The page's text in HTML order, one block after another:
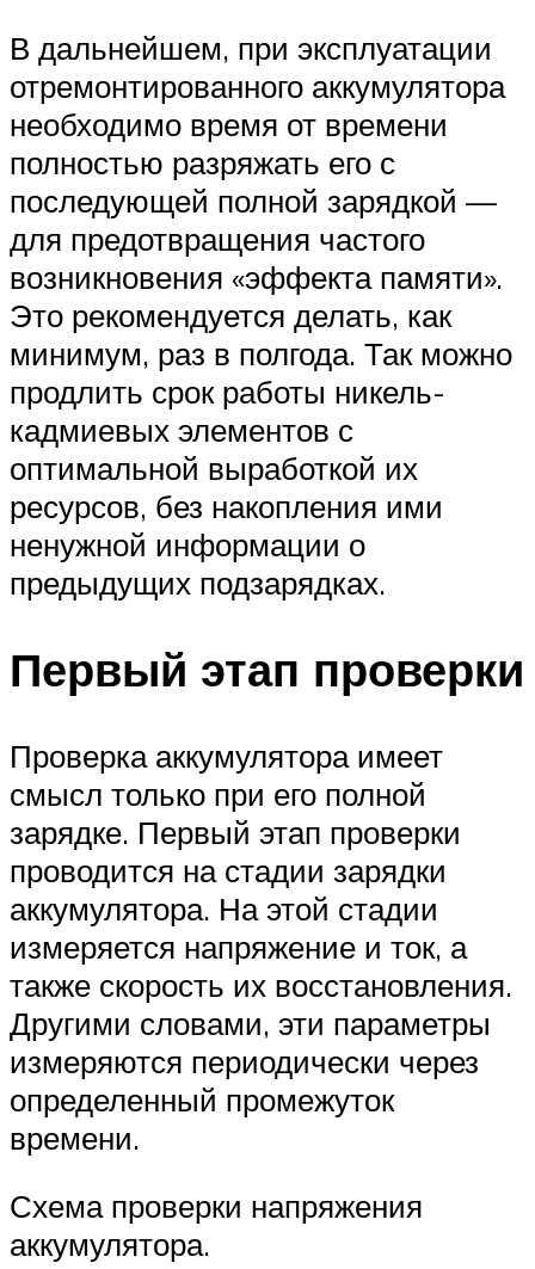
В дальнейшем, при эксплуатации
отремонтированного аккумулятора
необходимо время от времени
полностью разряжать его с
последующей полной зарядкой —
для предотвращения частого
возникновения «эффекта памяти».
Это рекомендуется делать, как
минимум, раз в полгода. Так можно
продлить срок работы никель-
кадмиевых элементов с
оптимальной выработкой их
ресурсов, без накопления ими
ненужной информации о
предыдущих подзарядках.
Первый этап проверки
Проверка аккумулятора имеет
смысл только при его полной
зарядке. Первый этап проверки
проводится на стадии зарядки
аккумулятора. На этой стадии
измеряется напряжение и ток, а
также скорость их восстановления.
Другими словами, эти параметры
измеряются периодически через
определенный промежуток
времени.
Схема проверки напряжения
аккумулятора.